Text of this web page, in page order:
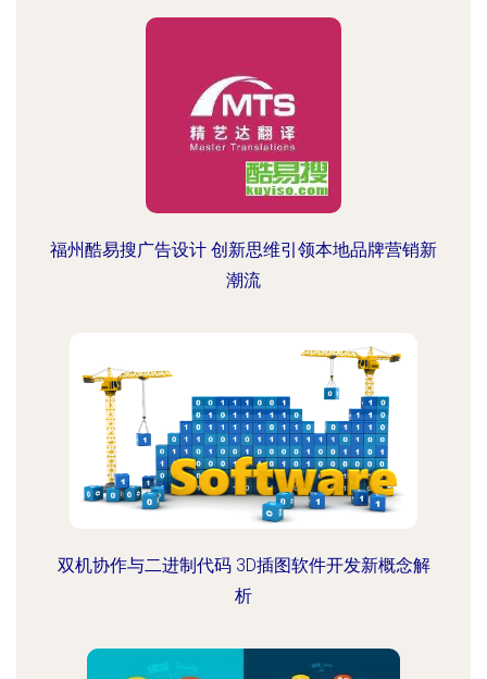
福州酷易搜广告设计 创新思维引领本地品牌营销新
潮流
双机协作与二进制代码 3D插图软件开发新概念解
析